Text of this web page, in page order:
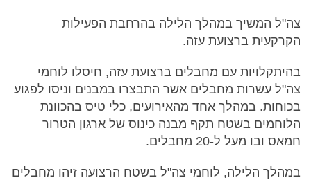
צה"ל המשיך במהלך הלילה בהרחבת הפעילות
הקרקעית ברצועת עזה.
בהיתקלויות עם מחבלים ברצועת עזה, חיסלו לוחמי
צה"ל עשרות מחבלים אשר התבצרו במבנים וניסו לפגוע
בכוחות. במהלך אחד מהאירועים, כלי טיס בהכוונת
הלוחמים בשטח תקף מבנה כינוס של ארגון הטרור
חמאס ובו מעל ל-20 מחבלים.
במהלך הלילה, לוחמי צה"ל בשטח הרצועה זיהו מחבלים